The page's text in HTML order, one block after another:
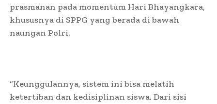
prasmanan pada momentum Hari Bhayangkara,
khususnya di SPPG yang berada di bawah
naungan Polri.
“Keunggulannya, sistem ini bisa melatih
ketertiban dan kedisiplinan siswa. Dari sisi